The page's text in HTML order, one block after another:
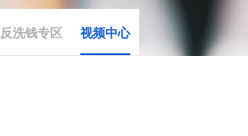
反洗钱专区 视频中心